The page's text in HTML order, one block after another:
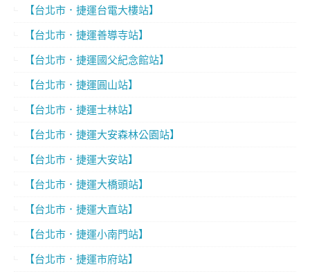
【台北市．捷運台電大樓站】
【台北市．捷運善導寺站】
【台北市．捷運國父紀念館站】
【台北市．捷運圓山站】
【台北市．捷運士林站】
【台北市．捷運大安森林公園站】
【台北市．捷運大安站】
【台北市．捷運大橋頭站】
【台北市．捷運大直站】
【台北市．捷運小南門站】
【台北市．捷運市府站】